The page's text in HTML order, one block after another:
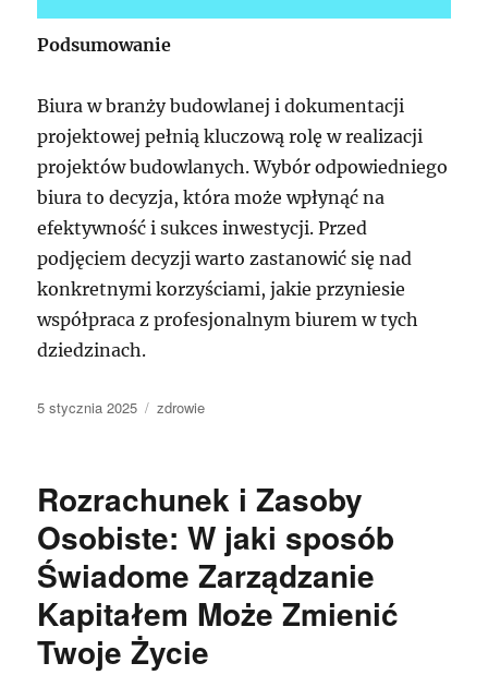
Podsumowanie
Biura w branży budowlanej i dokumentacji
projektowej pełnią kluczową rolę w realizacji
projektów budowlanych. Wybór odpowiedniego
biura to decyzja, która może wpłynąć na
efektywność i sukces inwestycji. Przed
podjęciem decyzji warto zastanowić się nad
konkretnymi korzyściami, jakie przyniesie
współpraca z profesjonalnym biurem w tych
dziedzinach.
Data
5 stycznia 2025 Kategorie
zdrowie
Rozrachunek i Zasoby
Osobiste: W jaki sposób
Świadome Zarządzanie
Kapitałem Może Zmienić
Twoje Życie